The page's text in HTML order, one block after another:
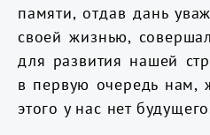
памяти, отдав дань
своей жизнью,
для развития нашей
в первую очередь нам,
этого у нас нет